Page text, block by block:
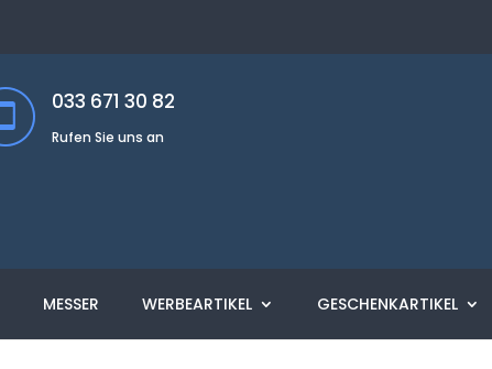
033 671 30 82
Rufen Sie uns an
MESSER WERBEARTIKEL GESCHENKARTIKEL